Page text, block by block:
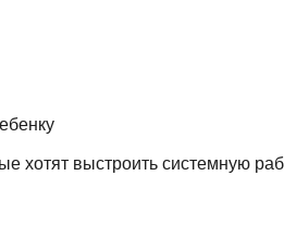
хотят выстроить системную